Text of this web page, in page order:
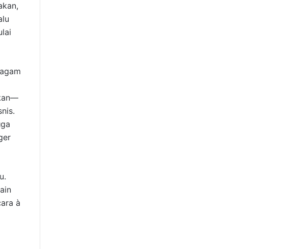
à